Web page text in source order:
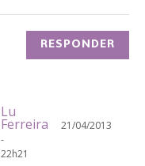
RESPONDER
Lu
Ferreira
21/04/2013
-
22h21